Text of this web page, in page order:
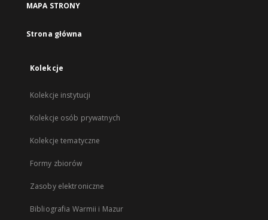
MAPA STRONY
Strona główna
Kolekcje
Kolekcje instytucji
Kolekcje osób prywatnych
Kolekcje tematyczne
Formy zbiorów
Zasoby elektroniczne
Bibliografia Warmii i Mazur